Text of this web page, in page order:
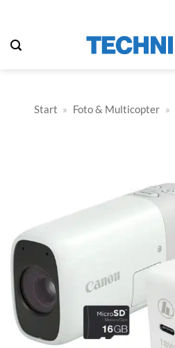
springen
Start » Foto & Multicopter »